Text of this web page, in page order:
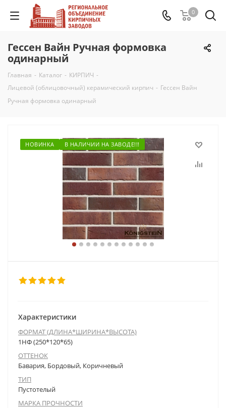
0
Гессен Вайн Ручная формовка
одинарный
Главная - Каталог - КИРПИЧ -
Лицевой (облицовочный) керамический кирпич - Гессен Вайн
Ручная формовка одинарный
НОВИНКА В НАЛИЧИИ НА ЗАВОДЕ!!!
Характеристики
ФОРМАТ (ДЛИНА*ШИРИНА*ВЫСОТА)
1НФ (250*120*65)
ОТТЕНОК
Бавария, Бордовый, Коричневый
ТИП
Пустотелый
МАРКА ПРОЧНОСТИ